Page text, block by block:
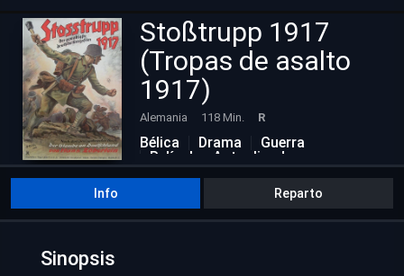
Stoßtrupp 1917
(Tropas de asalto
1917)
Alemania 118 Min. R
Bélica Drama
Guerra
Películas Actualizadas
Info Reparto
Sinopsis